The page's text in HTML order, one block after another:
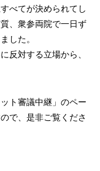
べてが決められてし
、衆参両院で一日ず
した。
反対する立場から、
ト審議中継」のペー
で、是非ご覧くださ